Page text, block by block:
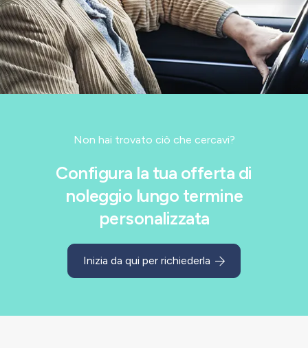
Non hai trovato ciò che cercavi?
Configura la tua offerta di
noleggio lungo termine
personalizzata
Inizia da qui per richiederla